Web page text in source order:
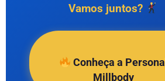
Vamos juntos?
Conheça a Personal
Millbody